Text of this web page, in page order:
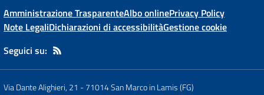
Amministrazione TrasparenteAlbo onlinePrivacy Policy
Note LegaliDichiarazioni di accessibilitàGestione cookie
Seguici su:
Via Dante Alighieri, 21 -71014 San Marco in Lamis (FG)